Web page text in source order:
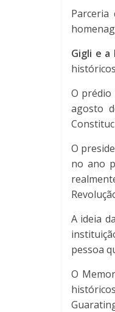
Gigli e a
O prédio
agosto
O
no ano
A ideia
pessoa
O